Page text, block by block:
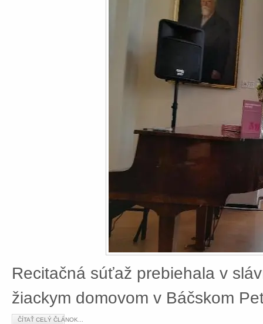
Recitačná súťaž prebiehala v
žiackym domovom v Báčskom
ČÍTAŤ CELÝ ČLÁNOK...